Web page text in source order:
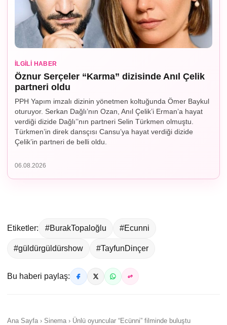
İLGILI HABER
Öznur Serçeler “Karma” dizisinde Anıl Çelik
partneri oldu
PPH Yapım imzalı dizinin yönetmen koltuğunda Ömer Baykul
oturuyor. Serkan Dağlı’nın Ozan, Anıl Çelik’i Erman’a hayat
verdiği dizide Dağlı’’nın partneri Selin Türkmen olmuştu.
Türkmen’in direk dansçısı Cansu’ya hayat verdiği dizide
Çelik’in partneri de belli oldu.
06.08.2026
Etiketler: #BurakTopaloğlu #Ecunni
#güldürgüldürshow #TayfunDinçer
Bu haberi paylaş:
Ana Sayfa › Sinema › Ünlü oyuncular “Ecünni” filminde buluştu